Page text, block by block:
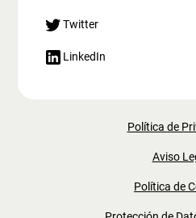
Twitter
LinkedIn
Política de
Aviso
Política de